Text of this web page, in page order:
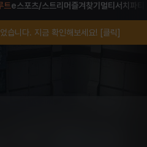
트e스포츠/스트리머 즐겨찾기 멀티서치 파티
습니다. 지금 확인해보세요! [클릭]